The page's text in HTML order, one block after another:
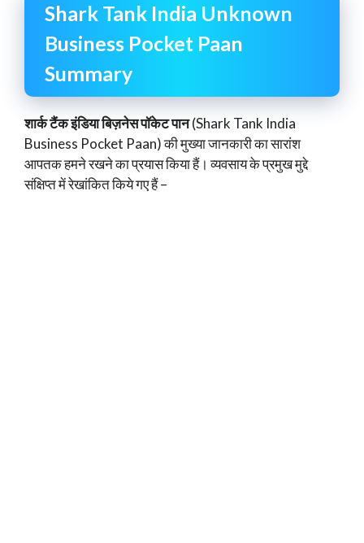
Shark Tank India Unknown
Business Pocket Paan
Summary
शार्क टैंक इंडिया बिज़नेस पॉकेट पान(Shark Tank India
Business Pocket Paan) की मुख्या जानकारी का सारांश
आपतक हमने रखने का प्रयास किया हैं। व्यवसाय के प्रमुख मुद्दे
संक्षिप्त में रेखांकित किये गए हैं –